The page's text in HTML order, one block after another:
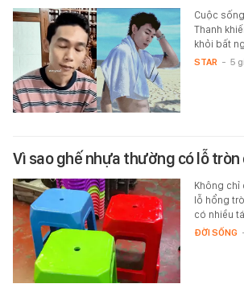
Cuộc
Thanh
khỏi bất
STAR - 5
Vì sao ghế nhựa thường có lỗ tròn
Không chỉ
lỗ hổng
có nhiều
ĐỜI SỐNG